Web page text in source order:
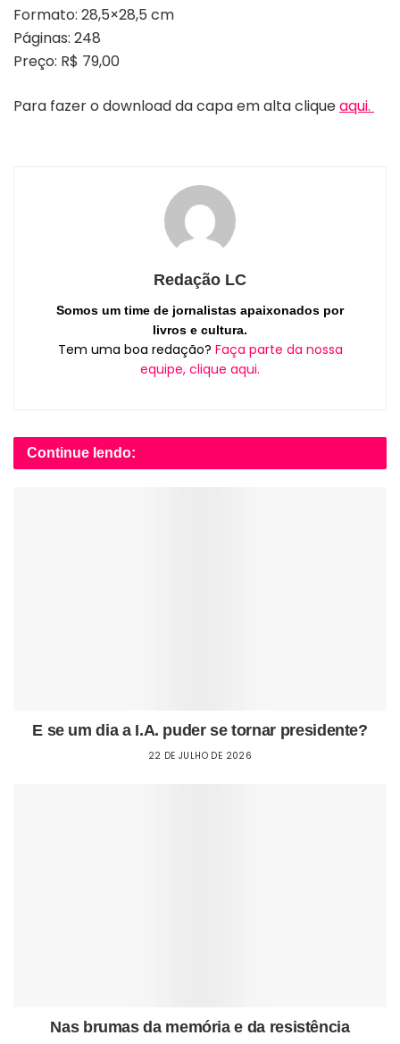
Formato: 28,5×28,5 cm
Páginas: 248
Preço: R$ 79,00
Para fazer o download da capa em alta cliqueaqui.
Redação LC
Somos um time de jornalistas apaixonados por
livros e cultura.
Tem uma boa redação? Faça parte da nossa
equipe, clique aqui.
Continue lendo:
E se um dia a I.A. puder se tornar presidente?
22 DE JULHO DE 2026
Nas brumas da memória e da resistência